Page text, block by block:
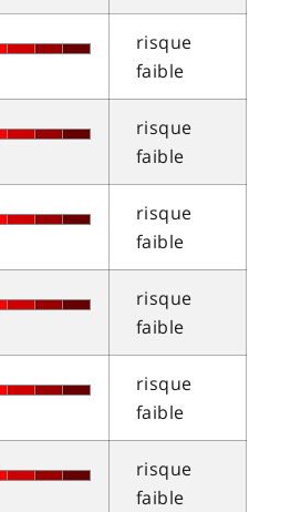
risque
faible
risque
faible
risque
faible
risque
faible
risque
faible
risque
faible